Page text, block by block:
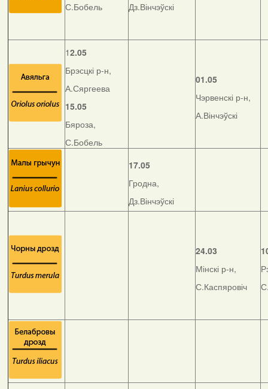
С.Бобель
Дз.Вінчэўскі
12.05
Брэсцкі р-н,
А.Сяргеева
15.05
Бяроза,
С.Бобель
01.05
Чэрвенскі р-н,
А.Вінчэўскі
17.05
Гродна,
Дз.Вінчэўскі
24.03
Мінскі р-н,
С.Каспяровіч